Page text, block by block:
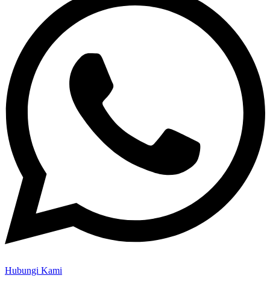
Hubungi Kami